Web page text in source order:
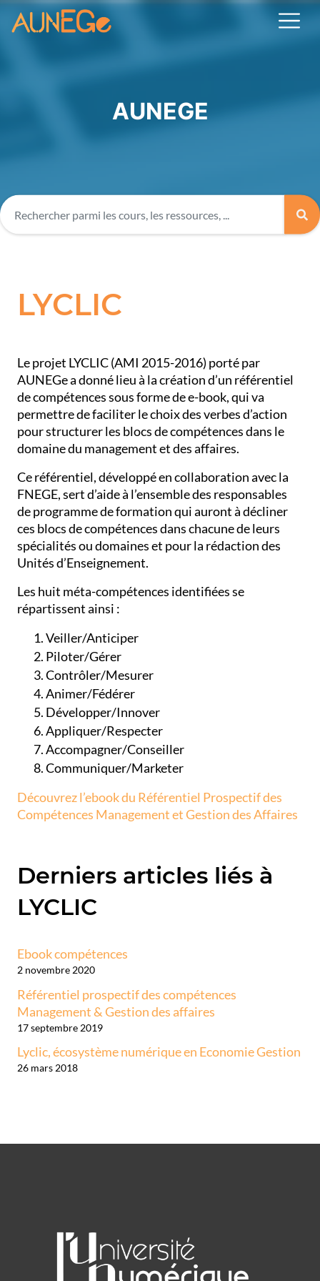
AUNEGE
LYCLIC
Le projet LYCLIC (AMI 2015-2016) porté par
AUNEGe a donné lieu à la création d’un référentiel
de compétences sous forme de e-book, qui va
permettre de faciliter le choix des verbes d’action
pour structurer les blocs de compétences dans le
domaine du management et des affaires.
Ce référentiel, développé en collaboration avec la
FNEGE, sert d’aide à l’ensemble des responsables
de programme de formation qui auront à décliner
ces blocs de compétences dans chacune de leurs
spécialités ou domaines et pour la rédaction des
Unités d’Enseignement.
Les huit méta-compétences identifiées se
répartissent ainsi :
Veiller/Anticiper
Piloter/Gérer
Contrôler/Mesurer
Animer/Fédérer
Développer/Innover
Appliquer/Respecter
Accompagner/Conseiller
Communiquer/Marketer
Découvrez l’ebook du Référentiel Prospectif des
Compétences Management et Gestion des Affaires
Derniers articles liés à
LYCLIC
Ebook compétences
2 novembre 2020
Référentiel prospectif des compétences
Management & Gestion des affaires
17 septembre 2019
Lyclic, écosystème numérique en Economie Gestion
26 mars 2018